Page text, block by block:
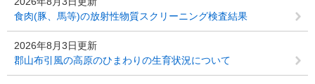
食肉(豚、馬等)の放射性物質スクリーニング検査結果
2026年8月3日更新
郡山布引風の高原のひまわりの生育状況について